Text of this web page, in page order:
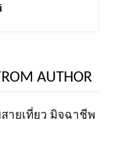
AUTHOR
ายเที่ยว มิจฉาชีพ